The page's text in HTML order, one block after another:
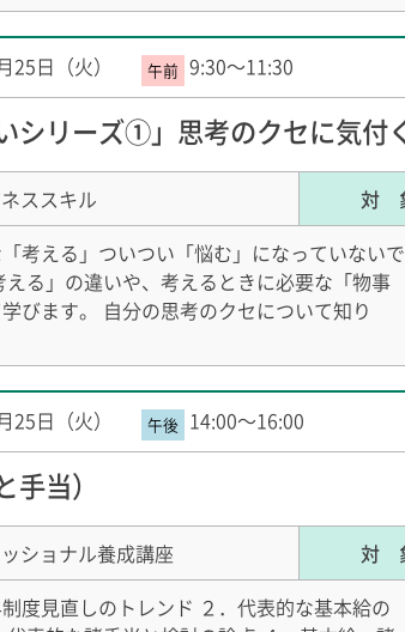
25日（火） 9:30～11:30
シリーズ①」思考のクセに気付
ススキル 対
考える」ついつい「悩む」になっていないで
える」の違いや、考えるときに必要な「物事
びます。 自分の思考のクセについて知り
25日（火） 14:00～16:00
当）
ショナル養成講座 対
度見直しのトレンド ２．代表的な基本給の